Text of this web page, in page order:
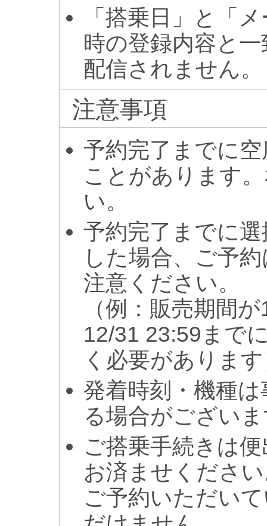
「搭乗日」と「
時の登録内容と
配信されません。
注意事項
予約完了までに
ことがあります
い。
予約完了までに
した場合、ご予
注意ください。
（例：販売期間
12/31 23:59まで
く必要がありま
発着時刻・機種
る場合がござい
ご搭乗手続きは
お済ませくださ
ご予約いただい